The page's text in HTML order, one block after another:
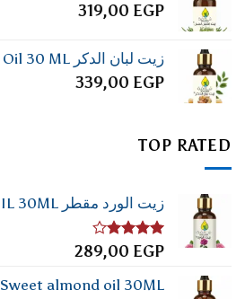
319,00 EGP
زيت لبان الدكر Frankincense Oil 30 ML
339,00 EGP
TOP RATED
زيت الورد مقطر Distilled ROSE OIL 30ML
تم
4.00من
5
289,00 EGP
Sweet almond oil 30ML زيت اللوز الحلو